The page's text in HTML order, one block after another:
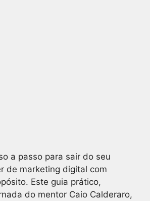
a passo para sair do seu
de marketing digital com
Este guia prático,
do mentor Caio Calderaro,